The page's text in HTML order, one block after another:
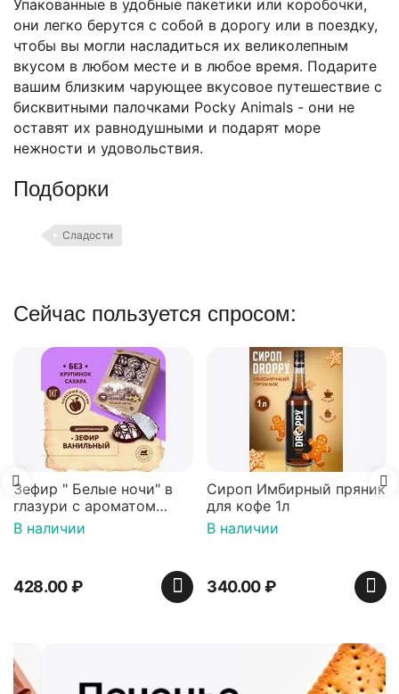
Упакованные в удобные пакетики или коробочки,
они легко берутся с собой в дорогу или в поездку,
чтобы вы могли насладиться их великолепным
вкусом в любом месте и в любое время. Подарите
вашим близким чарующее вкусовое путешествие с
бисквитными палочками Pocky Animals - они не
оставят их равнодушными и подарят море
нежности и удовольствия.
Подборки
Сладости
Сейчас пользуется спросом:
Зефир " Белые ночи" в
глазури с ароматом
ванили декорированный
900 гр*4 (телевизор)
В наличии
428.00₽
Сироп Имбирный пряник
для кофе 1л
В наличии
340.00₽